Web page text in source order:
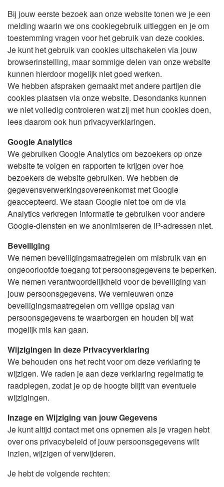
Bij jouw eerste bezoek aan onze website tonen we je een
melding waarin we ons cookiegebruik uitleggen en je om
toestemming vragen voor het gebruik van deze cookies.
Je kunt het gebruik van cookies uitschakelen via jouw
browserinstelling, maar sommige delen van onze website
kunnen hierdoor mogelijk niet goed werken.
We hebben afspraken gemaakt met andere partijen die
cookies plaatsen via onze website. Desondanks kunnen
we niet volledig controleren wat zij met hun cookies doen,
lees daarom ook hun privacyverklaringen.
Google Analytics
We gebruiken Google Analytics om bezoekers op onze
website te volgen en rapporten te krijgen over hoe
bezoekers de website gebruiken. We hebben de
gegevensverwerkingsovereenkomst met Google
geaccepteerd. We staan Google niet toe om de via
Analytics verkregen informatie te gebruiken voor andere
Google-diensten en we anonimiseren de IP-adressen niet.
Beveiliging
We nemen beveiligingsmaatregelen om misbruik van en
ongeoorloofde toegang tot persoonsgegevens te beperken.
We nemen verantwoordelijkheid voor de beveiliging van
jouw persoonsgegevens. We vernieuwen onze
beveiligingsmaatregelen om veilige opslag van
persoonsgegevens te waarborgen en houden bij wat
mogelijk mis kan gaan.
Wijzigingen in deze Privacyverklaring
We behouden ons het recht voor om deze verklaring te
wijzigen. We raden je aan deze verklaring regelmatig te
raadplegen, zodat je op de hoogte blijft van eventuele
wijzigingen.
Inzage en Wijziging van jouw Gegevens
Je kunt altijd contact met ons opnemen als je vragen hebt
over ons privacybeleid of jouw persoonsgegevens wilt
inzien, wijzigen of verwijderen.
Je hebt de volgende rechten: